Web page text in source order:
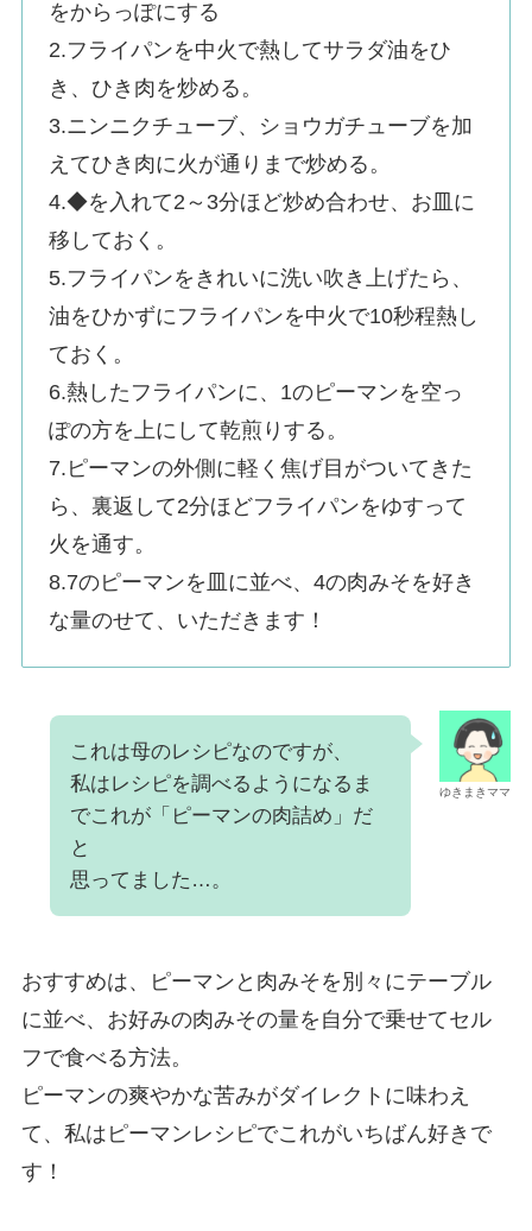
をからっぽにする
2.フライパンを中火で熱してサラダ油をひ
き、ひき肉を炒める。
3.ニンニクチューブ、ショウガチューブを加
えてひき肉に火が通りまで炒める。
4.◆を入れて2～3分ほど炒め合わせ、お皿に
移しておく。
5.フライパンをきれいに洗い吹き上げたら、
油をひかずにフライパンを中火で10秒程熱し
ておく。
6.熱したフライパンに、1のピーマンを空っ
ぽの方を上にして乾煎りする。
7.ピーマンの外側に軽く焦げ目がついてきた
ら、裏返して2分ほどフライパンをゆすって
火を通す。
8.7のピーマンを皿に並べ、4の肉みそを好き
な量のせて、いただきます！
ゆきまきママ
これは母のレシピなのですが、
私はレシピを調べるようになるま
でこれが「ピーマンの肉詰め」だ
と
思ってました…。
おすすめは、ピーマンと肉みそを別々にテーブル
に並べ、お好みの肉みその量を自分で乗せてセル
フで食べる方法。
ピーマンの爽やかな苦みがダイレクトに味わえ
て、私はピーマンレシピでこれがいちばん好きで
す！